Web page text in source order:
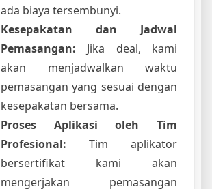
ada biaya tersembunyi.
Kesepakatan dan Jadwal
Pemasangan: Jika deal, kami
akan menjadwalkan waktu
pemasangan yang sesuai dengan
kesepakatan bersama.
Proses Aplikasi oleh Tim
Profesional: Tim aplikator
bersertifikat kami akan
mengerjakan pemasangan